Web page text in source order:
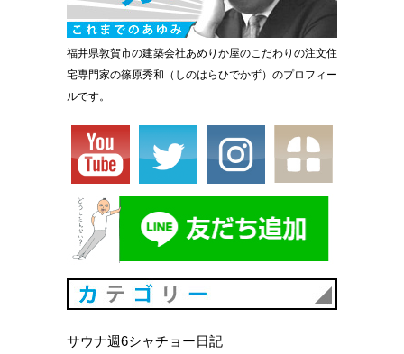
福井県敦賀市の建築会社あめりか屋のこだわりの注文住
宅専門家の篠原秀和（しのはらひでかず）のプロフィー
ルです。
サウナ週6シャチョー日記